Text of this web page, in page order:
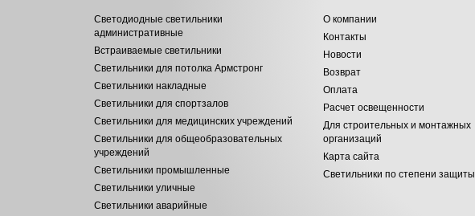
Светодиодные светильники
административные
Встраиваемые светильники
Светильники для потолка Армстронг
Светильники накладные
Светильники для спортзалов
Светильники для медицинских учреждений
Светильники для общеобразовательных
учреждений
Светильники промышленные
Светильники уличные
Светильники аварийные
О компании
Контакты
Новости
Возврат
Оплата
Расчет освещенности
Для строительных и монтажных
организаций
Карта сайта
Светильники по степени защиты